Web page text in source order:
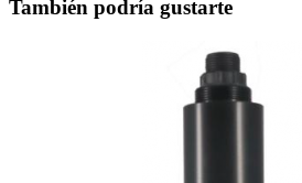
También podría gustarte